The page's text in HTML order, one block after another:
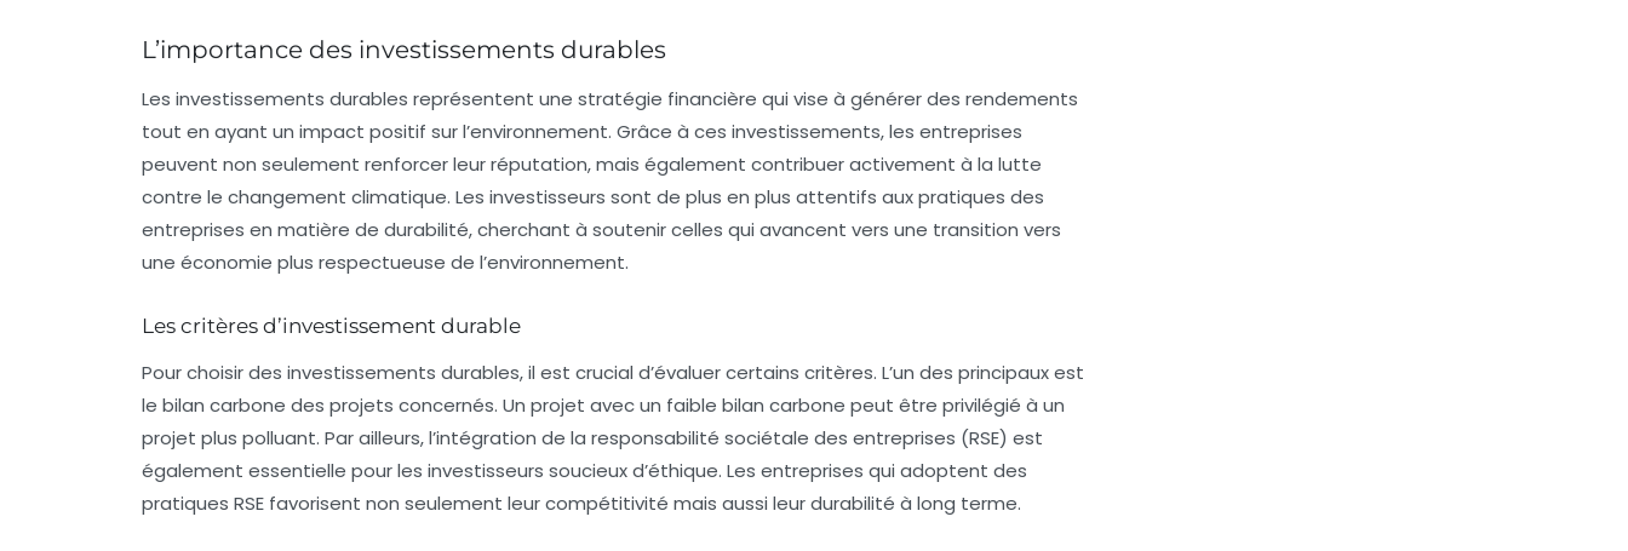
L’importance des investissements durables
Les investissements durables représentent une stratégie financière qui vise à générer des rendements
tout en ayant un impact positif sur l’environnement. Grâce à ces investissements, les entreprises
peuvent non seulement renforcer leur réputation, mais également contribuer activement à la lutte
contre le changement climatique. Les investisseurs sont de plus en plus attentifs aux pratiques des
entreprises en matière de durabilité, cherchant à soutenir celles qui avancent vers une transition vers
une économie plus respectueuse de l’environnement.
Les critères d’investissement durable
Pour choisir des investissements durables, il est crucial d’évaluer certains critères. L’un des principaux est
le bilan carbone des projets concernés. Un projet avec un faible bilan carbone peut être privilégié à un
projet plus polluant. Par ailleurs, l’intégration de la responsabilité sociétale des entreprises (RSE) est
également essentielle pour les investisseurs soucieux d’éthique. Les entreprises qui adoptent des
pratiques RSE favorisent non seulement leur compétitivité mais aussi leur durabilité à long terme.